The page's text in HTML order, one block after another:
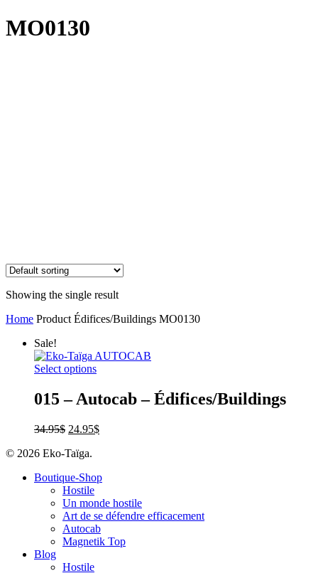
MO0130
Showing the single result
Home Product Édifices/Buildings MO0130
Sale!
Select options
015 – Autocab – Édifices/Buildings
34.95$ 24.95$
© 2026 Eko-Taïga.
Boutique-Shop
Hostile
Un monde hostile
Art de se défendre efficacement
Autocab
Magnetik Top
Blog
Hostile